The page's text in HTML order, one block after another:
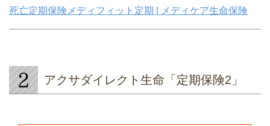
死亡定期保険メディフィット定期 | メディケア生命保険
アクサダイレクト生命「定期保険2」